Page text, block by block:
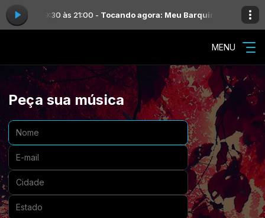
das 19:30 às 21:00 -Tocando agora: Meu Barquinho Giselli
MENU
Peça sua música
Nome:
E-mail:
Cidade:
Estado: